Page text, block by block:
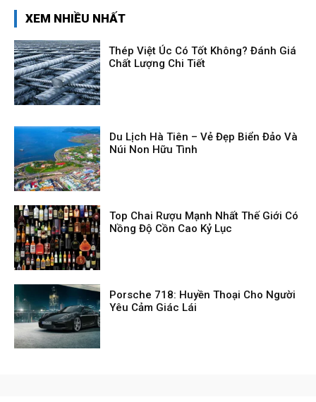
XEM NHIỀU NHẤT
Thép Việt Úc Có Tốt Không? Đánh Giá
Chất Lượng Chi Tiết
Du Lịch Hà Tiên – Vẻ Đẹp Biển Đảo Và
Núi Non Hữu Tình
Top Chai Rượu Mạnh Nhất Thế Giới Có
Nồng Độ Cồn Cao Kỷ Lục
Porsche 718: Huyền Thoại Cho Người
Yêu Cảm Giác Lái